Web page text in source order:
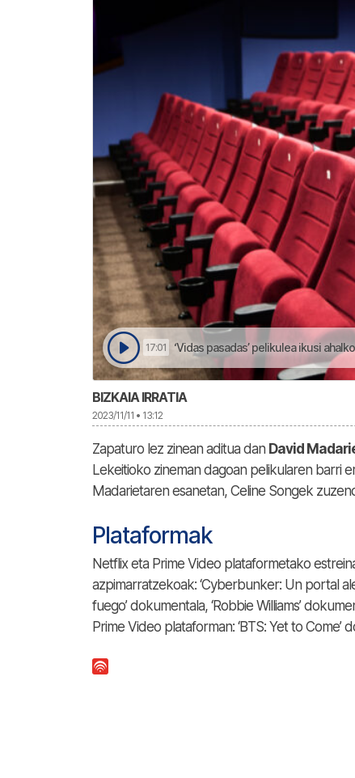
17:01 ‘Vidas pasadas’ pelikulea ikusi
BIZKAIA IRRATIA
2023/11/11 • 13:12
Zapaturo lez zinean aditua dan David
Lekeitioko zineman dagoan pelikularen barri
Madarietaren esanetan, Celine Songek
Plataformak
Netflix eta Prime Video plataformetako
azpimarratzekoak: ‘Cyberbunker: Un portal
fuego’ dokumentala, ‘Robbie Williams’
Prime Video plataforman: ‘BTS: Yet to Come’